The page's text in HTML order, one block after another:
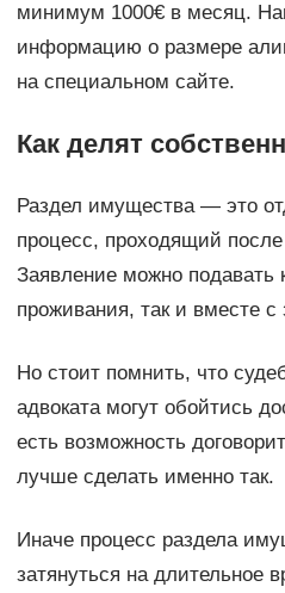
минимум 1000€ в месяц.
информацию о размере
на специальном сайте.
Как делят
Раздел имущества — это
процесс, проходящий
Заявление можно подавать
проживания, так и вместе
Но стоит помнить, что
адвоката могут обойтись
есть возможность
лучше сделать именно так.
Иначе процесс раздела
затянуться на длительное